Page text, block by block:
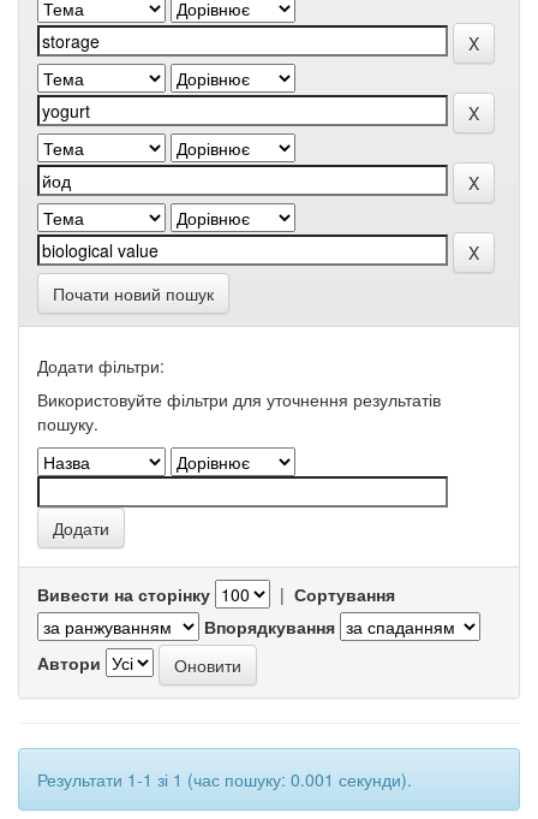
Почати новий пошук
Додати фільтри:
Використовуйте фільтри для уточнення результатів
пошуку.
Вивести на сторінку | Сортування
Впорядкування
Автори
Результати 1-1 зі 1 (час пошуку: 0.001 секунди).